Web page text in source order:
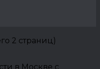
2 страниц)
в Москве с